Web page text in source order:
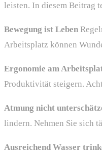
leisten. In diesem Beitrag
Bewegung ist Leben
Arbeitsplatz können
Ergonomie am
Produktivität steigern.
Atmung nicht
lindern. Nehmen Sie sich
Ausreichend Wasser